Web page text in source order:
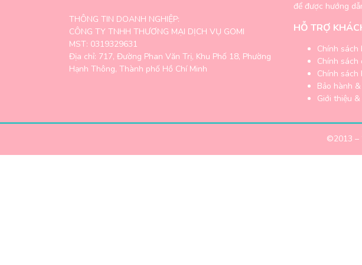
THÔNG TIN DOANH NGHIỆP:
CÔNG TY TNHH THƯƠNG MẠI DỊCH VỤ GOMI
MST: 0319329631
Địa chỉ: 717, Đường Phan Văn Trị, Khu Phố 18, Phường
Hạnh Thông, Thành phố Hồ Chí Minh
để được hướng
HỖ TRỢ
Chính sách
Chính sách
Chính sách
Bảo hành
Giới thiệu
©2013 –